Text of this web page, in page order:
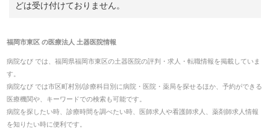
どは受け付けておりません。
福岡市東区 の医療法人 土器医院情報
病院なび では、 福岡県福岡市東区の土器医院の評判・求人・転職情報を掲載していま
す。
病院なび では市区町村別/診療科目別に病院・医院・薬局を探せるほか、予約ができる
医療機関や、キーワードでの検索も可能です。
病院を探したい時、診療時間を調べたい時、医師求人や看護師求人、薬剤師求人情報
を知りたい時に便利です。